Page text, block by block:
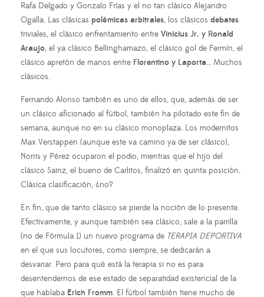
Rafa Delgado y Gonzalo Frías y el no tan clásico Alejandro
Ogalla. Las clásicas polémicas arbitrales, los clásicos debates
triviales, el clásico enfrentamiento entre Vinicius Jr. y Ronald
Araujo, el ya clásico Bellinghamazo, el clásico gol de Fermín, el
clásico apretón de manos entre Florentino y Laporta… Muchos
clásicos.
Fernando Alonso también es uno de ellos, que, además de ser
un clásico aficionado al fútbol, también ha pilotado este fin de
semana, aunque no en su clásico monoplaza. Los modernitos
Max Verstappen (aunque este va camino ya de ser clásico),
Norris y Pérez ocuparon el podio, mientras que el hijo del
clásico Sainz, el bueno de Carlitos, finalizó en quinta posición.
Clásica clasificación, ¿no?
En fin, que de tanto clásico se pierde la noción de lo presente.
Efectivamente, y aunque también sea clásico, sale a la parrilla
(no de Fórmula 1) un nuevo programa de TERAPIA DEPORTIVA
en el que sus locutores, como siempre, se dedicarán a
desvariar. Pero para qué está la terapia si no es para
desentendernos de ese estado de separatidad existencial de la
que hablaba Erich Fromm. El fútbol también tiene mucho de